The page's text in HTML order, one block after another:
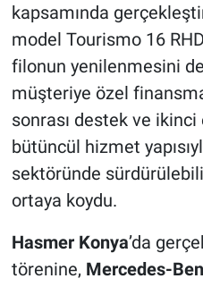
kapsamında
model Tourismo 16
filonun yenilenmesini
müşteriye özel
sonrası destek ve
bütüncül hizmet
sektöründe sürdürülebilir
ortaya koydu.
Hasmer Konya’da
törenine, Mercedes-